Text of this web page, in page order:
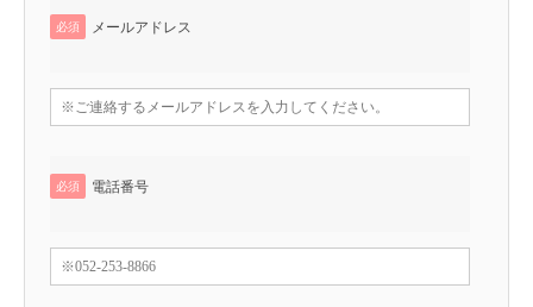
必須 メールアドレス
必須 電話番号